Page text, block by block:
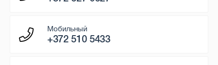
Мобильный
+372 510 5433